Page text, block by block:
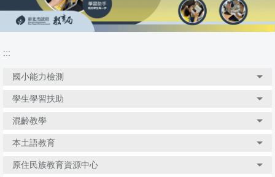
:::
國小能力檢測
學生學習扶助
混齡教學
本土語教育
原住民族教育資源中心